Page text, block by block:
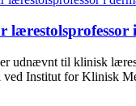
lærestolsprofessor
udnævnt til klinisk
ved Institut for Klinisk